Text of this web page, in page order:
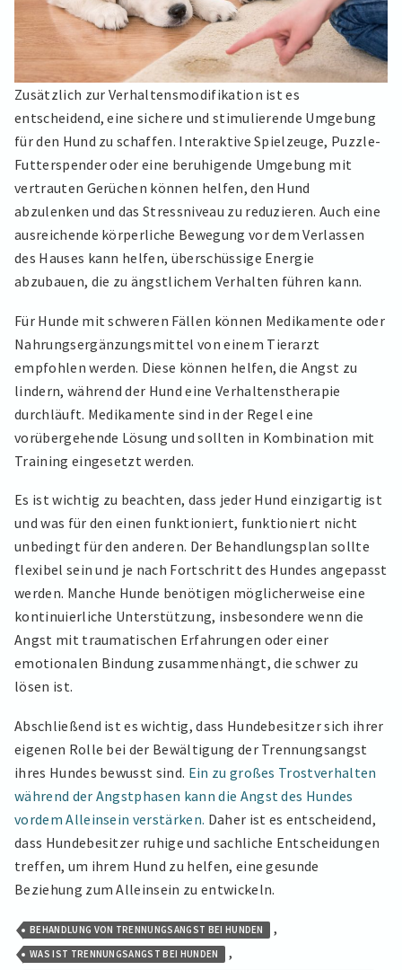
Zusätzlich zur Verhaltensmodifikation ist es
entscheidend, eine sichere und stimulierende Umgebung
für den Hund zu schaffen. Interaktive Spielzeuge, Puzzle-
Futterspender oder eine beruhigende Umgebung mit
vertrauten Gerüchen können helfen, den Hund
abzulenken und das Stressniveau zu reduzieren. Auch eine
ausreichende körperliche Bewegung vor dem Verlassen
des Hauses kann helfen, überschüssige Energie
abzubauen, die zu ängstlichem Verhalten führen kann.
Für Hunde mit schweren Fällen können Medikamente oder
Nahrungsergänzungsmittel von einem Tierarzt
empfohlen werden. Diese können helfen, die Angst zu
lindern, während der Hund eine Verhaltenstherapie
durchläuft. Medikamente sind in der Regel eine
vorübergehende Lösung und sollten in Kombination mit
Training eingesetzt werden.
Es ist wichtig zu beachten, dass jeder Hund einzigartig ist
und was für den einen funktioniert, funktioniert nicht
unbedingt für den anderen. Der Behandlungsplan sollte
flexibel sein und je nach Fortschritt des Hundes angepasst
werden. Manche Hunde benötigen möglicherweise eine
kontinuierliche Unterstützung, insbesondere wenn die
Angst mit traumatischen Erfahrungen oder einer
emotionalen Bindung zusammenhängt, die schwer zu
lösen ist.
Abschließend ist es wichtig, dass Hundebesitzer sich ihrer
eigenen Rolle bei der Bewältigung der Trennungsangst
ihres Hundes bewusst sind. Ein zu großes Trostverhalten
während der Angstphasen kann die Angst des Hundes
vordem Alleinsein verstärken. Daher ist es entscheidend,
dass Hundebesitzer ruhige und sachliche Entscheidungen
treffen, um ihrem Hund zu helfen, eine gesunde
Beziehung zum Alleinsein zu entwickeln.
BEHANDLUNG VON TRENNUNGSANGST BEI HUNDEN ,
WAS IST TRENNUNGSANGST BEI HUNDEN ,